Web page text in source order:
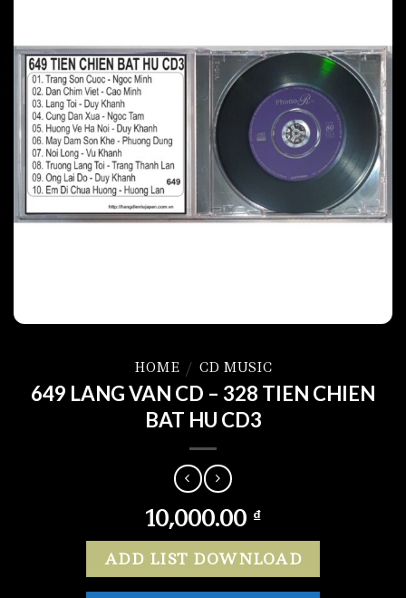
HOME / CD MUSIC
649 LANG VAN CD – 328 TIEN CHIEN
BAT HU CD3
10,000.00 ₫
ADD LIST DOWNLOAD